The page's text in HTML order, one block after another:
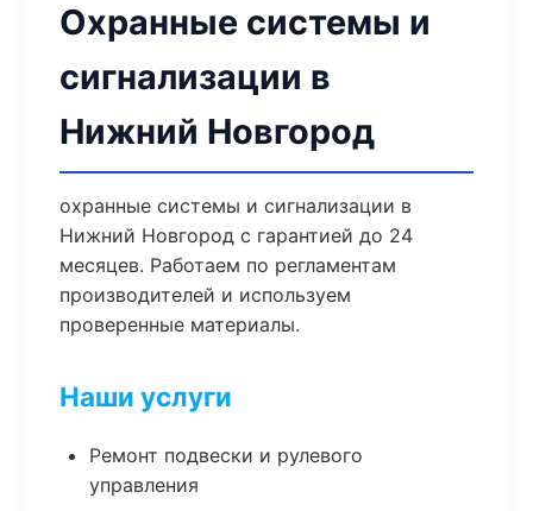
Охранные системы и
сигнализации в
Нижний Новгород
охранные системы и сигнализации в
Нижний Новгород с гарантией до 24
месяцев. Работаем по регламентам
производителей и используем
проверенные материалы.
Наши услуги
Ремонт подвески и рулевого
управления